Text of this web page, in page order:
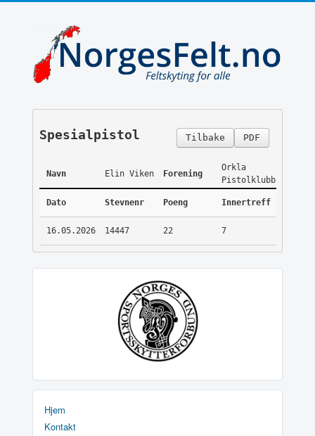
PDF
Tilbake
Spesialpistol
Navn Elin Viken Forening
Orkla
Pistolklubb
Dato Stevnenr Poeng Innertreff
16.05.2026 14447 22 7
Hjem
Kontakt